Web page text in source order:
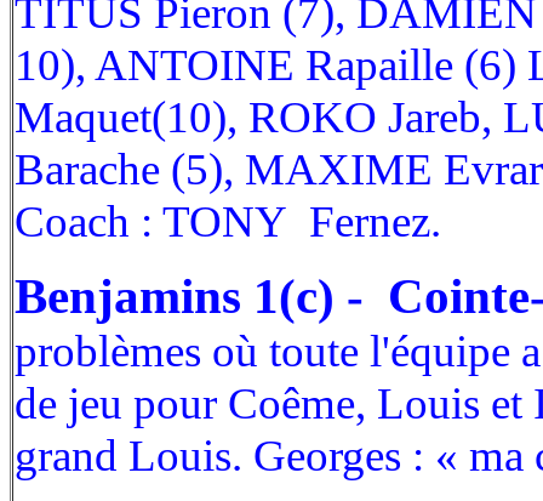
TITUS Pieron (7),
10), ANTOINE Rapaille (6)
Maquet(10), ROKO Jareb,
Barache (5), MAXIME
Coach : TONY Fernez.
Benjamins 1(c) -
problèmes où toute l'équipe
de jeu pour Coême, Louis et
grand Louis. Georges : « ma